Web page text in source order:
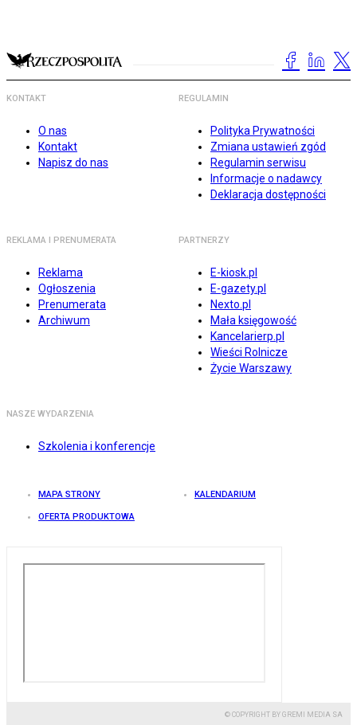
KONTAKT
O nas
Kontakt
Napisz do nas
REGULAMIN
Polityka Prywatności
Zmiana ustawień zgód
Regulamin serwisu
Informacje o nadawcy
Deklaracja dostępności
REKLAMA I PRENUMERATA
Reklama
Ogłoszenia
Prenumerata
Archiwum
PARTNERZY
E-kiosk.pl
E-gazety.pl
Nexto.pl
Mała księgowość
Kancelarierp.pl
Wieści Rolnicze
Życie Warszawy
NASZE WYDARZENIA
Szkolenia i konferencje
MAPA STRONY KALENDARIUM
OFERTA PRODUKTOWA
© COPYRIGHT BY GREMI MEDIA SA